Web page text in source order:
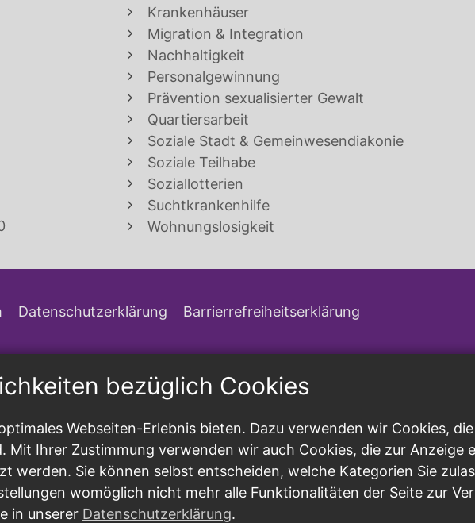
bezüglich Cookies
Webseiten-Erlebnis bieten. Dazu verwenden wir Cookies,
Mit Ihrer Zustimmung verwenden wir auch Cookies, die zur Anzeige
werden. Sie können selbst entscheiden, welche Kategorien Sie
womöglich nicht mehr alle Funktionalitäten der Seite zur
in unserer Datenschutzerklärung.
Krankenhäuser
Migration & Integration
Nachhaltigkeit
Personalgewinnung
Prävention sexualisierter Gewalt
Quartiersarbeit
Soziale Stadt & Gemeinwesendiakonie
Soziale Teilhabe
Soziallotterien
Suchtkrankenhilfe
Wohnungslosigkeit
Datenschutzerklärung Barrierrefreiheitserklärung